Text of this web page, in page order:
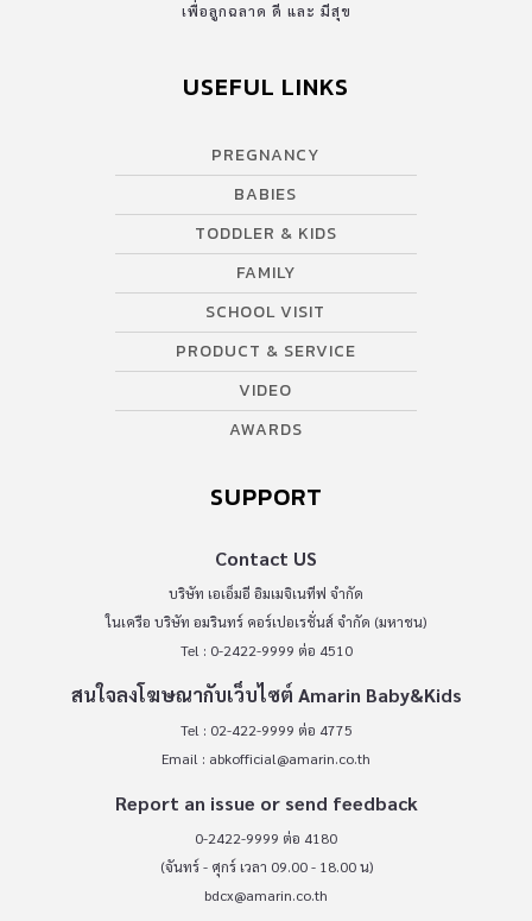
เพื่อลูกฉลาด ดี และ มีสุข
USEFUL LINKS
PREGNANCY
BABIES
TODDLER & KIDS
FAMILY
SCHOOL VISIT
PRODUCT & SERVICE
VIDEO
AWARDS
SUPPORT
Contact US
บริษัท เอเอ็มอี อิมเมจิเนทีฟ จำกัด
ในเครือ บริษัท อมรินทร์ คอร์เปอเรชั่นส์ จำกัด (มหาชน)
Tel : 0-2422-9999 ต่อ 4510
สนใจลงโฆษณากับเว็บไซต์ Amarin Baby&Kids
Tel : 02-422-9999 ต่อ 4775
Email : abkofficial@amarin.co.th
Report an issue or send feedback
0-2422-9999 ต่อ 4180
(จันทร์ - ศุกร์ เวลา 09.00 - 18.00 น)
bdcx@amarin.co.th